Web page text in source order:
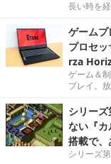
長い時を
ゲーム
プロセ
rza
ゲーム＆
プレイ。
シリー
ない『
搭載で、
シリーズ